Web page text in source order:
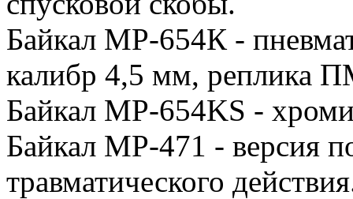
Байкал МР-654К -
калибр 4,5 мм, реплика
Байкал MP-654KS -
Байкал MP-471 - версия
травматического